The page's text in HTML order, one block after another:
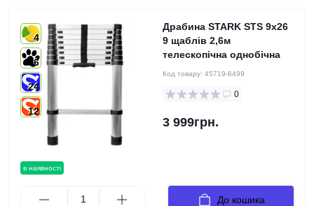
в наявності
4
6
24
12
Драбина STARK STS 9х26
9 щаблів 2,6м
телескопічна однобічна
Код товару: 45719-6499
0
3 999грн.
До кошика